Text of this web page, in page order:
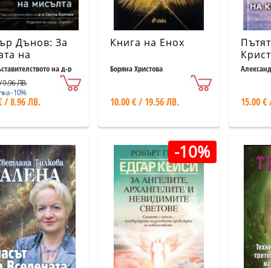
Дънов: За
на
(новона д-р
9.96 ЛВ.
-10%
/ 8.96 ЛВ.
Книга на Енох
Боряна Христова
10.00 € / 19.56 ЛВ. 15.00
-10%